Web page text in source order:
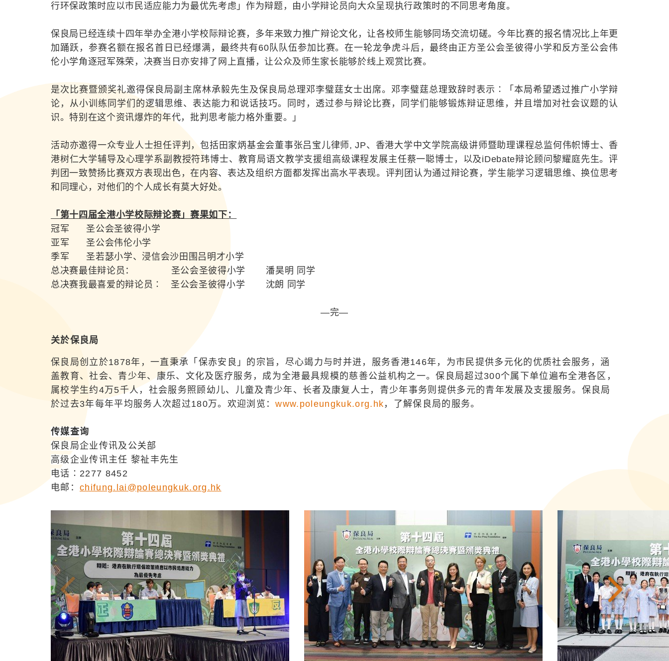
行环保政策时应以市民适应能力为最优先考虑」作为辩题，由小学辩论员向大众呈现执行政策时的不同思考角度。
保良局已经连续十四年举办全港小学校际辩论赛，多年来致力推广辩论文化，让各校师生能够同场交流切磋。今年比赛的报名情况比上年更
加踊跃，参赛名额在报名首日已经爆满，最终共有60队队伍参加比赛。在一轮龙争虎斗后，最终由正方圣公会圣彼得小学和反方圣公会伟
伦小学角逐冠军殊荣，决赛当日亦安排了网上直播，让公众及师生家长能够於线上观赏比赛。
是次比赛暨颁奖礼邀得保良局副主席林承毅先生及保良局总理邓李璧莛女士出席。邓李璧莛总理致辞时表示∶「本局希望透过推广小学辩
论，从小训练同学们的逻辑思维、表达能力和说话技巧。同时，透过参与辩论比赛，同学们能够锻炼辩证思维，并且增加对社会议题的认
识。特别在这个资讯爆炸的年代，批判思考能力格外重要。」
活动亦邀得一众专业人士担任评判，包括田家炳基金会董事张吕宝儿律师, JP、香港大学中文学院高级讲师暨助理课程总监何伟帜博士、香
港树仁大学辅导及心理学系副教授符玮博士、教育局语文教学支援组高级课程发展主任蔡一聪博士，以及iDebate辩论顾问黎耀庭先生。评
判团一致赞扬比赛双方表现出色，在内容、表达及组织方面都发挥出高水平表现。评判团认为通过辩论赛，学生能学习逻辑思维、换位思考
和同理心，对他们的个人成长有莫大好处。
「第十四届全港小学校际辩论赛」赛果如下：
冠军 圣公会圣彼得小学
亚军 圣公会伟伦小学
季军 圣若瑟小学、浸信会沙田围吕明才小学
总决赛最佳辩论员： 圣公会圣彼得小学 潘昊明 同学
总决赛我最喜爱的辩论员∶ 圣公会圣彼得小学 沈朗 同学
—完—
关於保良局
保良局创立於1878年，一直秉承「保赤安良」的宗旨，尽心竭力与时并进，服务香港146年，为市民提供多元化的优质社会服务，涵
盖教育、社会、青少年、康乐、文化及医疗服务，成为全港最具规模的慈善公益机构之一。保良局超过300个属下单位遍布全港各区，
属校学生约4万5千人，社会服务照顾幼儿、儿童及青少年、长者及康复人士，青少年事务则提供多元的青年发展及支援服务。保良局
於过去3年每年平均服务人次超过180万。欢迎浏览：www.poleungkuk.org.hk ，了解保良局的服务。
传媒查询
保良局企业传讯及公关部
高级企业传讯主任 黎祉丰先生
电话∶2277 8452
电邮： chifung.lai@poleungkuk.org.hk